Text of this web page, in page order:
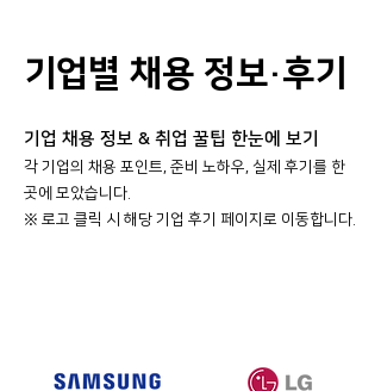
기업별 채용 정보·후기
기업 채용 정보 & 취업 꿀팁 한눈에 보기
각 기업의 채용 포인트, 준비 노하우, 실제 후기를 한
곳에 모았습니다.
​※ 로고 클릭 시 해당 기업 후기 페이지로 이동합니다.